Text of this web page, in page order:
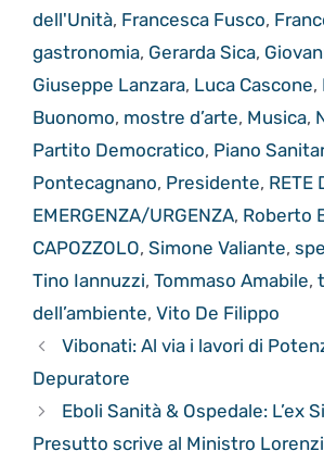
dell'Unità, Francesca Fusco,
gastronomia, Gerarda Sica,
Giuseppe Lanzara, Luca Cascone,
Buonomo, mostre d’arte, Musica,
Partito Democratico, Piano
Pontecagnano, Presidente, RETE
EMERGENZA/URGENZA, Roberto
CAPOZZOLO, Simone Valiante,
Tino Iannuzzi, Tommaso Amabile,
dell’ambiente, Vito De Filippo
Vibonati: Al via i lavori di
Depuratore
Eboli Sanità & Ospedale: L’ex
Presutto scrive al Ministro